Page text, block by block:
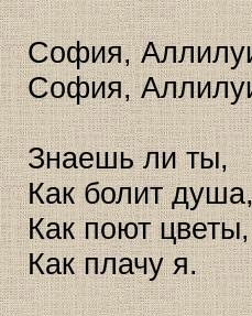
София,
София,
Знаешь ли ты,
Как болит
Как поют цветы,
Как плачу я.